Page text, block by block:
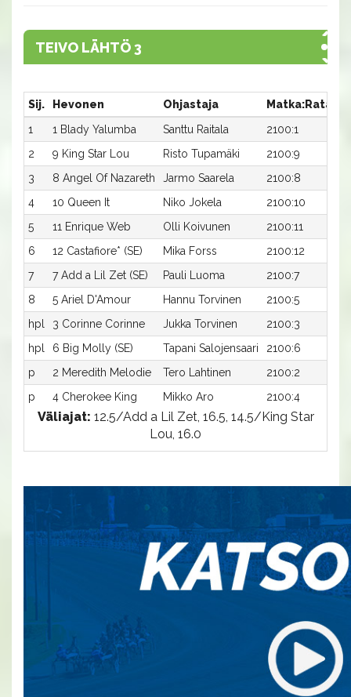
TEIVO LÄHTÖ 3
Sij. Hevonen Ohjastaja Matka:Rata
1
1 Blady Yalumba Santtu Raitala 2100:1
2
9 King Star Lou Risto Tupamäki 2100:9
3
8 Angel Of Nazareth Jarmo Saarela 2100:8
4
10 Queen It Niko Jokela 2100:10
5
11 Enrique Web Olli Koivunen 2100:11
6
12 Castafiore* (SE) Mika Forss 2100:12
7
7 Add a Lil Zet (SE) Pauli Luoma 2100:7
8
5 Ariel D'Amour Hannu Torvinen 2100:5
hpl
3 Corinne Corinne Jukka Torvinen 2100:3
hpl
6 Big Molly (SE) Tapani Salojensaari 2100:6
p
2 Meredith Melodie Tero Lahtinen 2100:2
p
4 Cherokee King Mikko Aro 2100:4
Väliajat: 12.5/Add a Lil Zet, 16.5, 14.5/King Star
Lou, 16.0